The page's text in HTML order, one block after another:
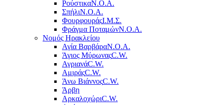
ΡούστικαΝ.Ο.Α.
ΣπήλιΝ.Ο.Α.
ΦουρφουράςΙ.Μ.Σ.
Φράγμα ΠοταμώνΝ.Ο.Α.
Νομός Ηρακλείου
Αγία ΒαρβάραΝ.Ο.Α.
Άγιος ΜύρωναςC.W.
ΑγριανάC.W.
ΑμιράςC.W.
Άνω ΒιάννοςC.W.
Άρβη
ΑρκαλοχώριC.W.